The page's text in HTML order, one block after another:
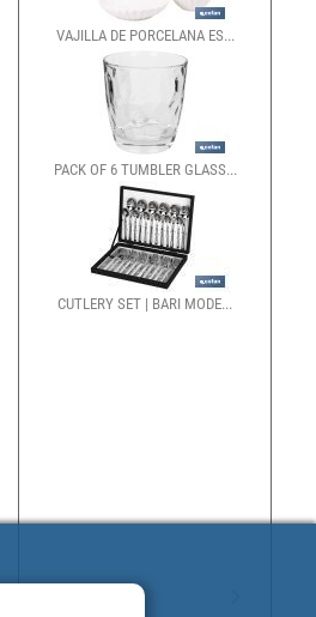
VAJILLA DE PORCELANA ES...
PACK OF 6 TUMBLER GLASS...
CUTLERY SET | BARI MODE...